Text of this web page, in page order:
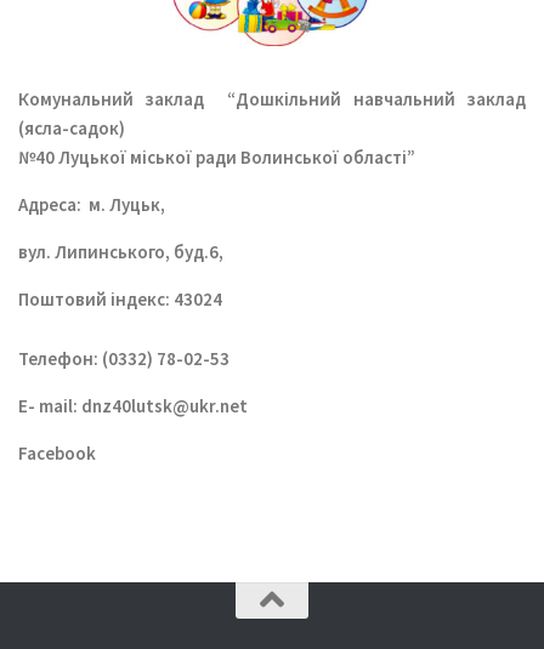
Комунальний заклад
“Дошкільний навчальний заклад
(ясла-садок)
№40 Луцької міської ради Волинської області”
Aдреса: м. Луцьк,
вул. Липинського, буд.6,
Поштовий індекс: 43024
Телефон: (0332) 78-02-53
E- mail: dnz40lutsk@ukr.net
Facebook